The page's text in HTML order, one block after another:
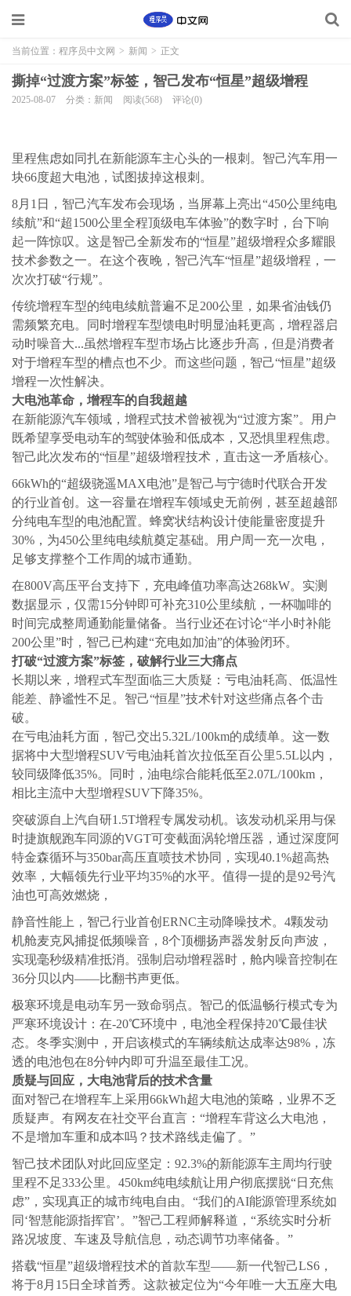
当前位置： 程序员中文网 > 新闻 > 正文
撕掉“过渡方案”标签，智己发布“恒星”超级增程
2025-08-07 分类：新闻 阅读(568) 评论(0)
里程焦虑如同扎在新能源车主心头的一根刺。智己汽车用一
块66度超大电池，试图拔掉这根刺。
8月1日，智己汽车发布会现场，当屏幕上亮出“450公里纯电
续航”和“超1500公里全程顶级电车体验”的数字时，台下响
起一阵惊叹。这是智己全新发布的“恒星”超级增程众多耀眼
技术参数之一。在这个夜晚，智己汽车“恒星”超级增程，一
次次打破“行规”。
传统增程车型的纯电续航普遍不足200公里，如果省油钱仍
需频繁充电。同时增程车型馈电时明显油耗更高，增程器启
动时噪音大...虽然增程车型市场占比逐步升高，但是消费者
对于增程车型的槽点也不少。而这些问题，智己“恒星”超级
增程一次性解决。
大电池革命，增程车的自我超越
在新能源汽车领域，增程式技术曾被视为“过渡方案”。用户
既希望享受电动车的驾驶体验和低成本，又恐惧里程焦虑。
智己此次发布的“恒星”超级增程技术，直击这一矛盾核心。
66kWh的“超级骁遥MAX电池”是智己与宁德时代联合开发
的行业首创。这一容量在增程车领域史无前例，甚至超越部
分纯电车型的电池配置。蜂窝状结构设计使能量密度提升
30%，为450公里纯电续航奠定基础。用户周一充一次电，
足够支撑整个工作周的城市通勤。
在800V高压平台支持下，充电峰值功率高达268kW。实测
数据显示，仅需15分钟即可补充310公里续航，一杯咖啡的
时间完成整周通勤能量储备。当行业还在讨论“半小时补能
200公里”时，智己已构建“充电如加油”的体验闭环。
打破“过渡方案”标签，破解行业三大痛点
长期以来，增程式车型面临三大质疑：亏电油耗高、低温性
能差、静谧性不足。智己“恒星”技术针对这些痛点各个击
破。
在亏电油耗方面，智己交出5.32L/100km的成绩单。这一数
据将中大型增程SUV亏电油耗首次拉低至百公里5.5L以内，
较同级降低35%。同时，油电综合能耗低至2.07L/100km，
相比主流中大型增程SUV下降35%。
突破源自上汽自研1.5T增程专属发动机。该发动机采用与保
时捷旗舰跑车同源的VGT可变截面涡轮增压器，通过深度阿
特金森循环与350bar高压直喷技术协同，实现40.1%超高热
效率，大幅领先行业平均35%的水平。值得一提的是92号汽
油也可高效燃烧，
静音性能上，智己行业首创ERNC主动降噪技术。4颗发动
机舱麦克风捕捉低频噪音，8个顶棚扬声器发射反向声波，
实现毫秒级精准抵消。强制启动增程器时，舱内噪音控制在
36分贝以内——比翻书声更低。
极寒环境是电动车另一致命弱点。智己的低温畅行模式专为
严寒环境设计：在-20℃环境中，电池全程保持20℃最佳状
态。冬季实测中，开启该模式的车辆续航达成率达98%，冻
透的电池包在8分钟内即可升温至最佳工况。
质疑与回应，大电池背后的技术含量
面对智己在增程车上采用66kWh超大电池的策略，业界不乏
质疑声。有网友在社交平台直言：“增程车背这么大电池，
不是增加车重和成本吗？技术路线走偏了。”
智己技术团队对此回应坚定：92.3%的新能源车主周均行驶
里程不足333公里。450km纯电续航让用户彻底摆脱“日充焦
虑”，实现真正的城市纯电自由。“我们的AI能源管理系统如
同‘智慧能源指挥官’。”智己工程师解释道，“系统实时分析
路况坡度、车速及导航信息，动态调节功率储备。”
搭载“恒星”超级增程技术的首款车型——新一代智己LS6，
将于8月15日全球首秀。这款被定位为“今年唯一大五座大电